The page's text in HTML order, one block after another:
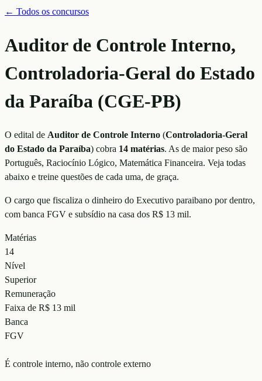
← Todos os concursos
Auditor de Controle Interno,
Controladoria-Geral do Estado
da Paraíba (CGE-PB)
O edital de Auditor de Controle Interno (Controladoria-Geral
do Estado da Paraíba) cobra 14 matérias. As de maior peso são
Português, Raciocínio Lógico, Matemática Financeira. Veja todas
abaixo e treine questões de cada uma, de graça.
O cargo que fiscaliza o dinheiro do Executivo paraibano por dentro,
com banca FGV e subsídio na casa dos R$ 13 mil.
Matérias
14
Nível
Superior
Remuneração
Faixa de R$ 13 mil
Banca
FGV
É controle interno, não controle externo